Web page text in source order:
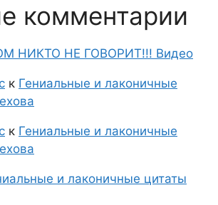
комментарии
НИКТО НЕ ГОВОРИТ!!! Видео
к Гениальные и лаконичные
к Гениальные и лаконичные
и лаконичные цитаты